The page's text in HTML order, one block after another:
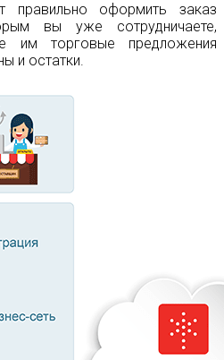
правильно оформить заказ
вы уже сотрудничаете,
им торговые предложения
и остатки.